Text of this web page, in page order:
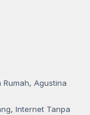
Agustina
Internet Tanpa